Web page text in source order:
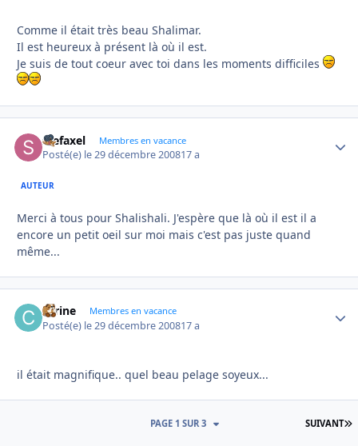
Comme il était très beau Shalimar.
Il est heureux à présent là où il est.
Je suis de tout coeur avec toi dans les moments difficiles
stefaxel Membres en vacance
Posté(e) le 29 décembre 200817 a
AUTEUR
Merci à tous pour Shalishali. J'espère que là où il est il a
encore un petit oeil sur moi mais c'est pas juste quand
même...
carine Membres en vacance
Posté(e) le 29 décembre 200817 a
il était magnifique.. quel beau pelage soyeux...
SUIVANT
PAGE 1 SUR 3